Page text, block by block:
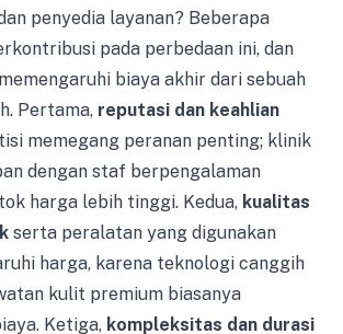
penyedia layanan? Beberapa
pada perbedaan ini, dan
biaya akhir dari sebuah
Pertama, reputasi dan keahlian
memegang peranan penting; klinik
dengan staf berpengalaman
harga lebih tinggi. Kedua, kualitas
serta peralatan yang digunakan
harga, karena teknologi canggih
kulit premium biasanya
Ketiga, kompleksitas dan durasi